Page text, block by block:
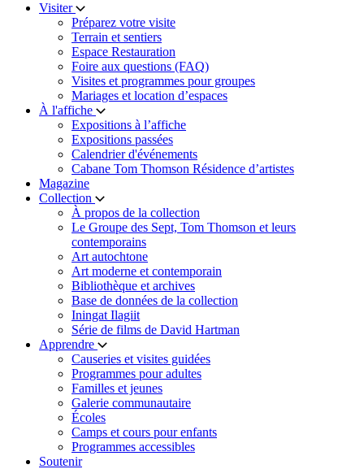
Visiter
Préparez votre visite
Terrain et sentiers
Espace Restauration
Foire aux questions (FAQ)
Visites et programmes pour groupes
Mariages et location d’espaces
À l'affiche
Expositions à l’affiche
Expositions passées
Calendrier d'événements
Cabane Tom Thomson Résidence d’artistes
Magazine
Collection
À propos de la collection
Le Groupe des Sept, Tom Thomson et leurs
contemporains
Art autochtone
Art moderne et contemporain
Bibliothèque et archives
Base de données de la collection
Iningat Ilagiit
Série de films de David Hartman
Apprendre
Causeries et visites guidées
Programmes pour adultes
Familles et jeunes
Galerie communautaire
Écoles
Camps et cours pour enfants
Programmes accessibles
Soutenir